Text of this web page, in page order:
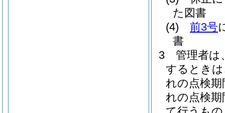
た図書
(4)
前3号
書
3
管理者は
するとき
れの点検
れの点検